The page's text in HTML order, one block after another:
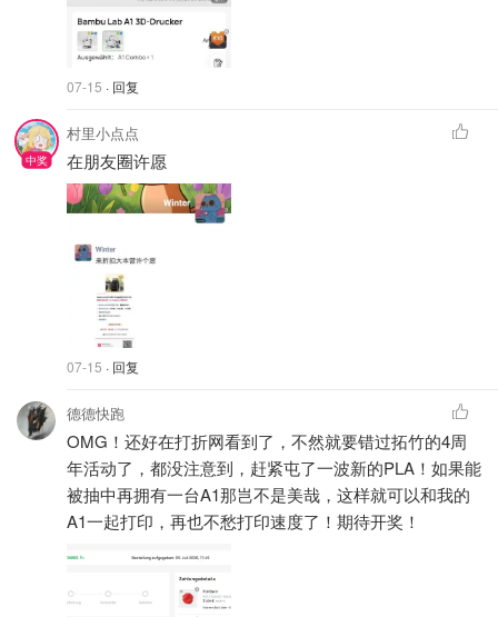
07-15 · 回复
村里小点点
在朋友圈许愿
07-15 · 回复
德德快跑
OMG！还好在打折网看到了，不然就要错过拓竹的4周
年活动了，都没注意到，赶紧屯了一波新的PLA！如果能
被抽中再拥有一台A1那岂不是美哉，这样就可以和我的
A1一起打印，再也不愁打印速度了！期待开奖！